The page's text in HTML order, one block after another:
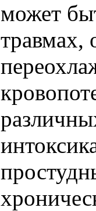
может
травмах,